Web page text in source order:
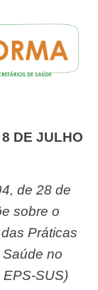
sobre o
Práticas
no
SUS)